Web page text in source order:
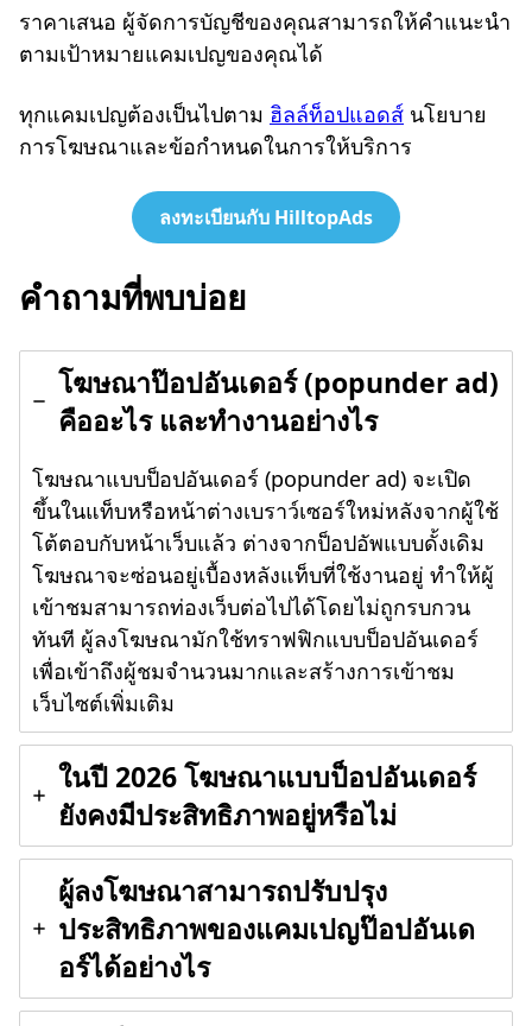
ราคาเสนอ ผู้จัดการบัญชีของคุณสามารถให้คำแนะนำ
ตามเป้าหมายแคมเปญของคุณได้
ทุกแคมเปญต้องเป็นไปตาม ฮิลล์ท็อปแอดส์ นโยบาย
การโฆษณาและข้อกำหนดในการให้บริการ
ลงทะเบียนกับ HilltopAds
คำถามที่พบบ่อย
โฆษณาป๊อปอันเดอร์ (popunder ad)
คืออะไร และทำงานอย่างไร
โฆษณาแบบป็อปอันเดอร์ (popunder ad) จะเปิด
ขึ้นในแท็บหรือหน้าต่างเบราว์เซอร์ใหม่หลังจากผู้ใช้
โต้ตอบกับหน้าเว็บแล้ว ต่างจากป็อปอัพแบบดั้งเดิม
โฆษณาจะซ่อนอยู่เบื้องหลังแท็บที่ใช้งานอยู่ ทำให้ผู้
เข้าชมสามารถท่องเว็บต่อไปได้โดยไม่ถูกรบกวน
ทันที ผู้ลงโฆษณามักใช้ทราฟฟิกแบบป็อปอันเดอร์
เพื่อเข้าถึงผู้ชมจำนวนมากและสร้างการเข้าชม
เว็บไซต์เพิ่มเติม
ในปี 2026 โฆษณาแบบป็อปอันเดอร์
ยังคงมีประสิทธิภาพอยู่หรือไม่
ผู้ลงโฆษณาสามารถปรับปรุง
ประสิทธิภาพของแคมเปญป๊อปอันเด
อร์ได้อย่างไร